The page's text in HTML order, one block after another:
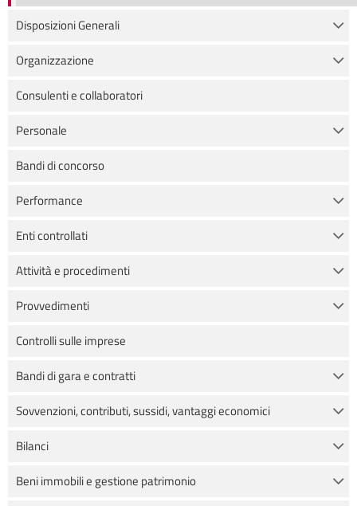
Disposizioni Generali
Organizzazione
Consulenti e collaboratori
Personale
Bandi di concorso
Performance
Enti controllati
Attività e procedimenti
Provvedimenti
Controlli sulle imprese
Bandi di gara e contratti
Sovvenzioni, contributi, sussidi, vantaggi economici
Bilanci
Beni immobili e gestione patrimonio